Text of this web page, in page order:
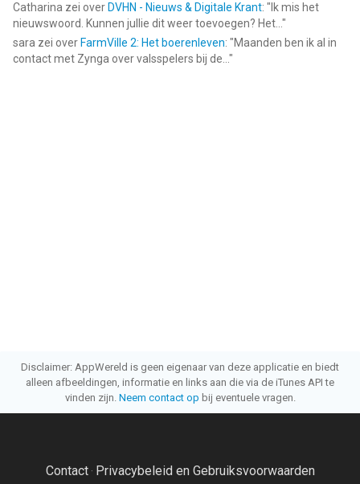
Catharina zei over DVHN - Nieuws & Digitale Krant: " Ik mis het
nieuwswoord. Kunnen jullie dit weer toevoegen? Het... "
sara zei over FarmVille 2: Het boerenleven: "Maanden ben ik al in
contact met Zynga over valsspelers bij de... "
Disclaimer: AppWereld is geen eigenaar van deze applicatie en biedt
alleen afbeeldingen, informatie en links aan die via de iTunes API te
vinden zijn. Neem contact op bij eventuele vragen.
Contact· Privacybeleid en Gebruiksvoorwaarden